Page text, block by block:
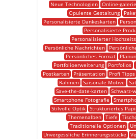
Neue Technologien
Online-galerie
Opulente Gestaltung
Personalisierte Dankeskarten
Personalisierte
Personalisierter
Persönliche Nachrichten
Persönliches Format
Portfolioerweiterung
Portfolios
Postkarten
Präsentation Profi Tipps
Rahmen
Saisonale Motive
Save-the-date-karten Schwarz-
Smartphone Fotografie
Stilvolle Optik Strukturiertes
Themenalben
Tiefe
Traditionelle Optionen
Unvergessliche Erinnerungsstücke